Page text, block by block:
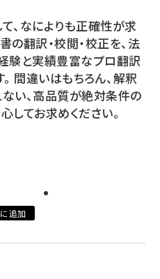
、なによりも正確性が求
の翻訳・校閲・校正を、法
験と実績豊富なプロ翻訳
間違いはもちろん、解釈
い、高品質が絶対条件の
してお求めください。
追加